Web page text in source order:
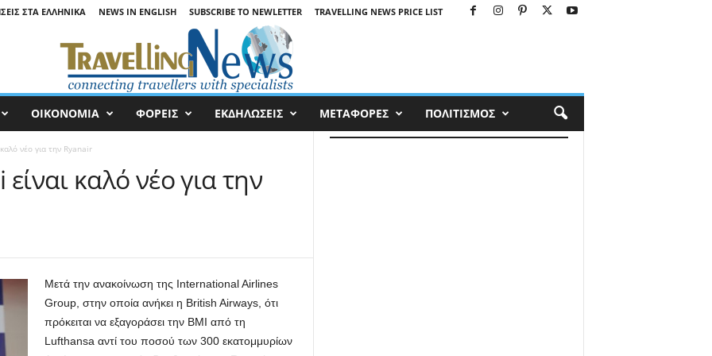
ΣΤΑ ΕΛΛΗΝΙΚΆ NEWS IN ENGLISH SUBSCRIBE TO NEWLETTER TRAVELLING NEWS PRICE LIST
ΟΙΚΟΝΟΜΙΑ ΦΟΡΕΙΣ ΕΚΔΗΛΩΣΕΙΣ ΜΕΤΑΦΟΡΕΣ ΠΟΛΙΤΙΣΜΟΣ
νέο για την Ryanair
καλό νέο για την
Μετά την ανακοίνωση της International Airlines
Group, στην οποία ανήκει η British Airways, ότι
πρόκειται να εξαγοράσει την BMI από τη
Lufthansa αντί του ποσού των 300 εκατομμυρίων